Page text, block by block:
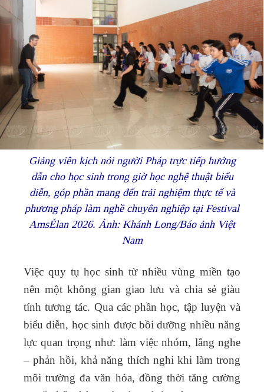
Giảng viên kịch nói người Pháp trực tiếp hướng
dẫn cho học sinh trong giờ học nghệ thuật biểu
diễn, góp phần mang đến trải nghiệm thực tế và
phương pháp làm nghề chuyên nghiệp tại Festival
AmsÉlan 2026. Ảnh: Khánh Long/Báo ảnh Việt
Nam
Việc quy tụ học sinh từ nhiều vùng miền tạo
nên một không gian giao lưu và chia sẻ giàu
tính tương tác. Qua các phần học, tập luyện và
biểu diễn, học sinh được bồi dưỡng nhiều năng
lực quan trọng như: làm việc nhóm, lắng nghe
– phản hồi, khả năng thích nghi khi làm trong
môi trường đa văn hóa, đồng thời tăng cường